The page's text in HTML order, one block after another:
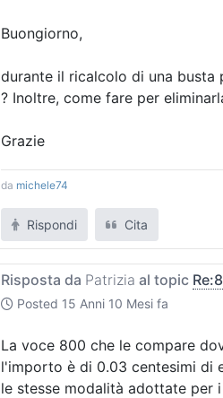
Buongiorno,
durante il ricalcolo di una
? Inoltre, come fare per
Grazie
da michele74
Rispondi Cita
Risposta da Patrizia al topic
Posted 15 Anni 10 Mesi fa
La voce 800 che le compare
l'importo è di 0.03 centesimi di
le stesse modalità adottate per